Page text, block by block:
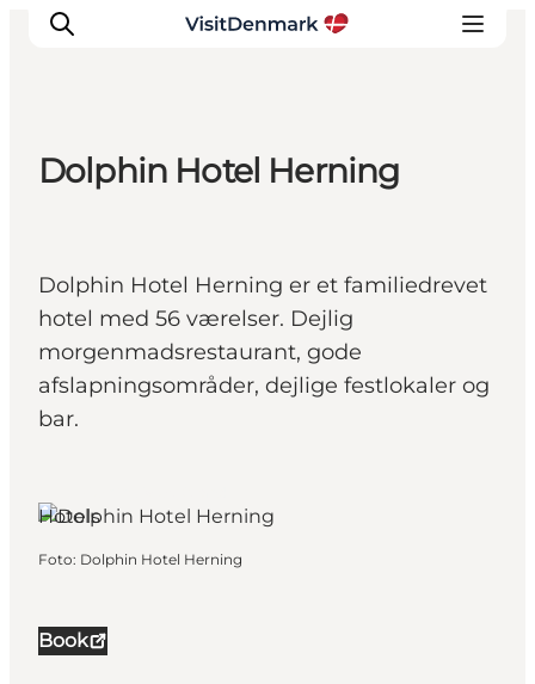
Erlebnisse
Unterkünfte
Reiseplanung
Dolphin Hotel Herning
Dolphin Hotel Herning er et familiedrevet
hotel med 56 værelser. Dejlig
morgenmadsrestaurant, gode
afslapningsområder, dejlige festlokaler og
bar.
Book
Hotels
Foto: Dolphin Hotel Herning